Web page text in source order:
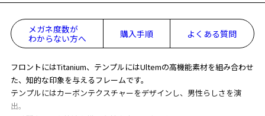
メガネ度数が
わからない方へ
購入手順 よくある質問
フロントにはTitanium、テンプルにはUltemの高機能素材を組み合わせ
た、知的な印象を与えるフレームです。
テンプルにはカーボンテクスチャーをデザインし、男性らしさを演
出。